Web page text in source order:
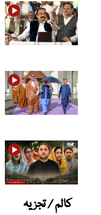
کالم / تجزیہ